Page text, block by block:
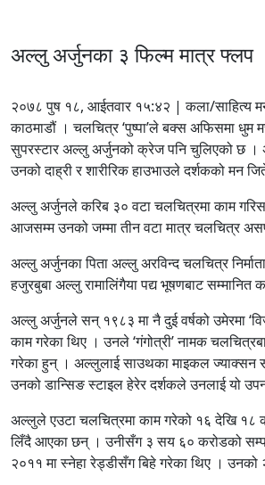
अल्लु अर्जुनका ३ फिल्म मात्र फ्लप
२०७८ पुष १८, आईतवार १५:४२ | कला/साहित्य
काठमाडौं । चलचित्र ‘पुष्पा’ले बक्स अफिसमा धुम
सुपरस्टार अल्लु अर्जुनको क्रेज पनि चुलिएको छ ।
उनको दाह्री र शारीरिक हाउभाउले दर्शकको मन
अल्लु अर्जुनले करिब ३० वटा चलचित्रमा काम
आजसम्म उनको जम्मा तीन वटा मात्र चलचित्र
अल्लु अर्जुनका पिता अल्लु अरविन्द चलचित्र
हजुरबुबा अल्लु रामालिंगैया पद्य भूषणबाट सम्मानित
अल्लु अर्जुनले सन् १९८३ मा नै दुई वर्षको उमेरमा
काम गरेका थिए । उनले ‘गंगोत्री’ नामक
गरेका हुन् । अल्लुलाई साउथका माइकल ज्याक्सन
उनको डान्सिङ स्टाइल हेरेर दर्शकले उनलाई यो
अल्लुले एउटा चलचित्रमा काम गरेको १६ देखि १८
लिँदै आएका छन् । उनीसँग ३ सय ६० करोडको
२०११ मा स्नेहा रेड्डीसँग बिहे गरेका थिए । उनको